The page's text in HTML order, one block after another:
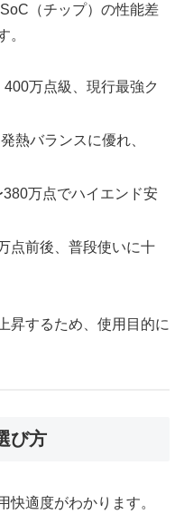
（チップ）の性能差
。
万点級、現行最強ク
熱バランスに優れ、
万点でハイエンド安
点前後、普段使いに十
昇するため、使用目的に
び方
快適度がわかります。